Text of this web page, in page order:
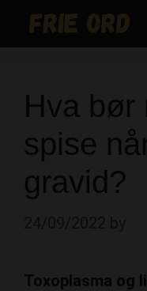
Hva bør
spise
gravid?
Toxoplasma og